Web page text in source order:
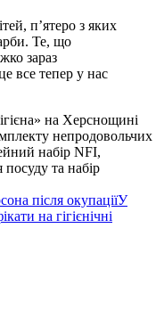
п’ятеро з яких
Те, що
зараз
все тепер у нас
на Херснощині
непродовольчих
набір NFI,
посуду та набір
після окупаціїУ
на гігієнічні